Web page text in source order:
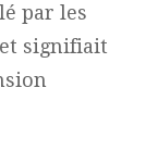
par les
signifiait